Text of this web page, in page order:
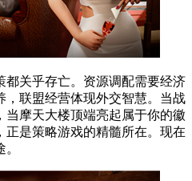
都关乎存亡。资源调配需要经济
，联盟经营体现外交智慧。当战
当摩天大楼顶端亮起属于你的徽
是策略游戏的精髓所在。现在